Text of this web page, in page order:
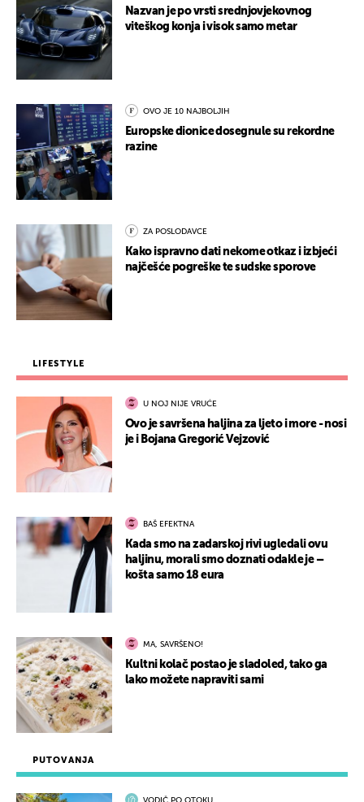
PUTOVANJA
Nazvan je po vrsti srednjovjekovnog
viteškog konja i visok samo metar
OVO JE 10 NAJBOLJIH
Europske dionice dosegnule su rekordne
razine
ZA POSLODAVCE
Kako ispravno dati nekome otkaz i izbjeći
najčešće pogreške te sudske sporove
LIFESTYLE
U NOJ NIJE VRUĆE
Ovo je savršena haljina za ljeto i more - nosi
je i Bojana Gregorić Vejzović
BAŠ EFEKTNA
Kada smo na zadarskoj rivi ugledali ovu
haljinu, morali smo doznati odakle je –
košta samo 18 eura
MA, SAVRŠENO!
Kultni kolač postao je sladoled, tako ga
lako možete napraviti sami